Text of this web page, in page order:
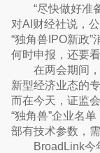
“尽快做好准
对AI财经社说，
“独角兽IPO新政
何时申报，还要
在两会期间
新型经济业态的
而在今天，证监
“独角兽”企业名
部有技术参数，需
BroadLink今